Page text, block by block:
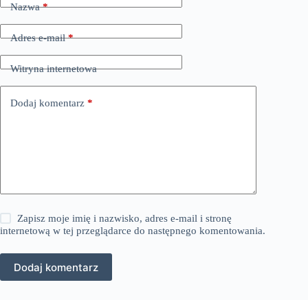
Nazwa*
Adres e-mail*
Witryna internetowa
Dodaj komentarz *
Zapisz moje imię i nazwisko, adres e-mail i stronę
internetową w tej przeglądarce do następnego komentowania.
Dodaj komentarz